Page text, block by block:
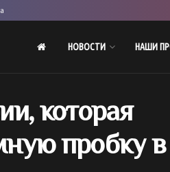
НОВОСТИ НАШИ
которая
пробку в